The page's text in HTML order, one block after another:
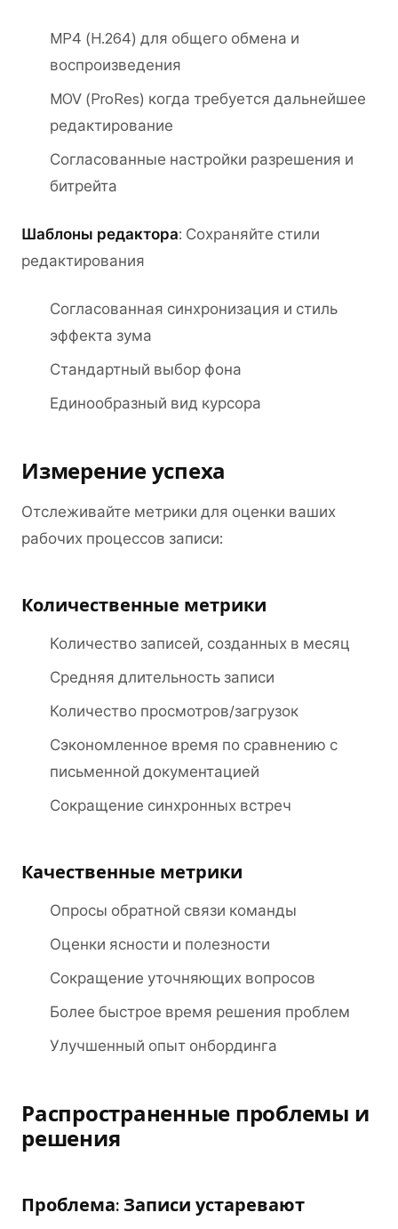
MP4 (H.264) для общего обмена и
воспроизведения
MOV (ProRes) когда требуется дальнейшее
редактирование
Согласованные настройки разрешения и
битрейта
Шаблоны редактора: Сохраняйте стили
редактирования
Согласованная синхронизация и стиль
эффекта зума
Стандартный выбор фона
Единообразный вид курсора
Измерение успеха
Отслеживайте метрики для оценки ваших
рабочих процессов записи:
Количественные метрики
Количество записей, созданных в месяц
Средняя длительность записи
Количество просмотров/загрузок
Сэкономленное время по сравнению с
письменной документацией
Сокращение синхронных встреч
Качественные метрики
Опросы обратной связи команды
Оценки ясности и полезности
Сокращение уточняющих вопросов
Более быстрое время решения проблем
Улучшенный опыт онбординга
Распространенные проблемы и
решения
Проблема: Записи устаревают